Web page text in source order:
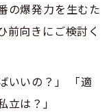
の爆発力を生むた
前向きにご検討く
いいの？」 「適
は？」